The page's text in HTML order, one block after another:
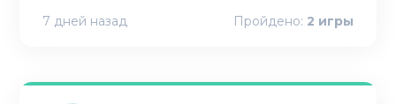
7 дней назад Пройдено: 2 игры